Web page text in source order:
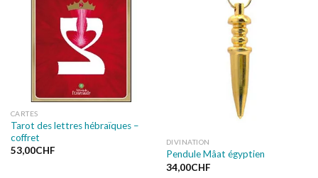
à la liste
CARTES
Tarot des lettres hébraïques –
coffret
53,00CHF
DIVINATION
Pendule Mâat égyptien
34,00CHF